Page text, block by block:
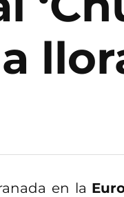
en la